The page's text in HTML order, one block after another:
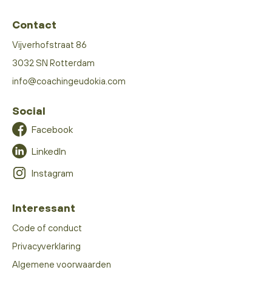
Contact
Vijverhofstraat 86
3032 SN Rotterdam
info@coachingeudokia.com
Social
Facebook
LinkedIn
Instagram
Interessant
Code of conduct
Privacyverklaring
Algemene voorwaarden